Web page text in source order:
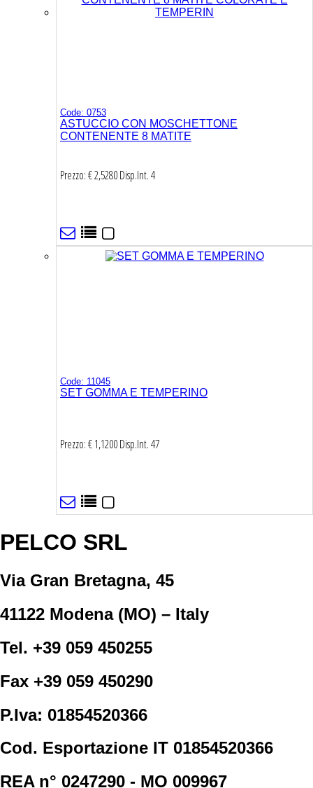
Code: 0753
ASTUCCIO CON MOSCHETTONE
CONTENENTE 8 MATITE
Prezzo: € 2,5280Disp.Int.4
Code: 11045
SET GOMMA E TEMPERINO
Prezzo: € 1,1200Disp.Int.47
PELCO SRL
Via Gran Bretagna, 45
41122 Modena (MO) – Italy
Tel. +39 059 450255
Fax +39 059 450290
P.Iva: 01854520366
Cod. Esportazione IT 01854520366
REA n° 0247290 - MO 009967